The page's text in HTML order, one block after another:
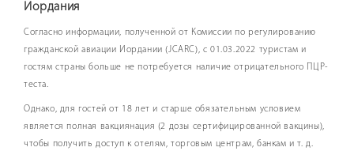
Иордания
Согласно информации, полученной от Комиссии по регулированию
гражданской авиации Иордании (JCARC), с 01.03.2022 туристам и
гостям страны больше не потребуется наличие отрицательного ПЦР-
теста.
Однако, для гостей от 18 лет и старше обязательным условием
является полная вакциянация (2 дозы сертифицированной вакцины),
чтобы получить доступ к отелям, торговым центрам, банкам и т. д.